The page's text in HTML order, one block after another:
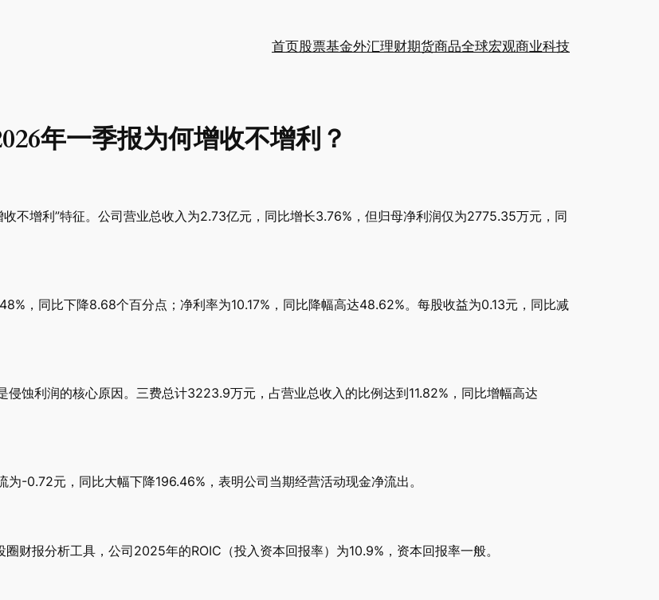
首页股票基金外汇理财期货商品全球宏观商业科技
年一季报为何增收不增利？
不增利”特征。公司营业总收入为2.73亿元，同比增长3.76%，但归母净利润仅为2775.35万元，同
，同比下降8.68个百分点；净利率为10.17%，同比降幅高达48.62%。每股收益为0.13元，同比减
蚀利润的核心原因。三费总计3223.9万元，占营业总收入的比例达到11.82%，同比增幅高达
-0.72元，同比大幅下降196.46%，表明公司当期经营活动现金净流出。
财报分析工具，公司2025年的ROIC（投入资本回报率）为10.9%，资本回报率一般。